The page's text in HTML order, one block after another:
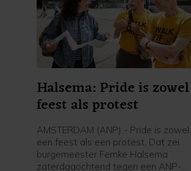
Halsema: Pride is zowel
feest als protest
AMSTERDAM (ANP) - Pride is zowel
een feest als een protest. Dat zei
burgemeester Femke Halsema
zaterdagochtend tegen een ANP-